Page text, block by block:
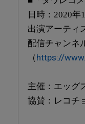
日時：2020年
出演アーティ
配信チャンネ
（ https://
主催：エッグ
協賛：レコチ